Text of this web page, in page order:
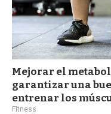
Mejorar el
garantizar una
entrenar los
Fitness